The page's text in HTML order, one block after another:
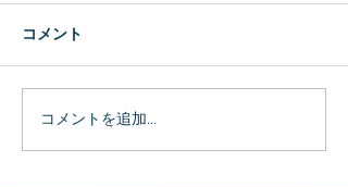
コメント
コメントを追加…